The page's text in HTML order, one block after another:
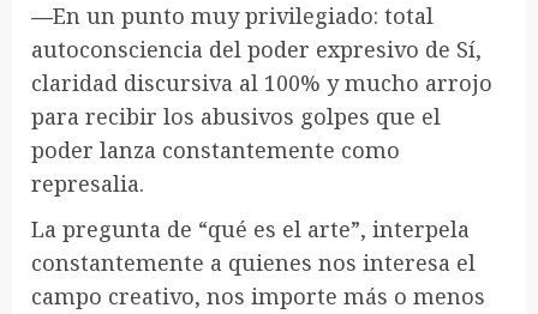
—En un punto muy privilegiado: total
autoconsciencia del poder expresivo de Sí,
claridad discursiva al 100% y mucho arrojo
para recibir los abusivos golpes que el
poder lanza constantemente como
represalia.
La pregunta de “qué es el arte”, interpela
constantemente a quienes nos interesa el
campo creativo, nos importe más o menos